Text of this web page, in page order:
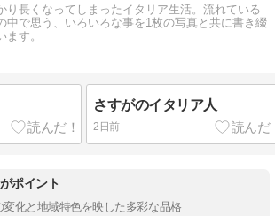
り長くなってしまったイタリア生活。流れている
中で思う、いろいろな事を1枚の写真と共に書き綴
ます。
さすがのイタリア人
2日前
ポイント
変化と地域特色を映した多彩な品格